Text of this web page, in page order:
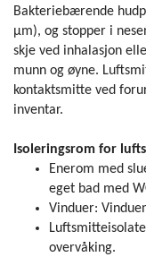
Bakteriebærende
μm), og stopper i
skje ved inhalasjon
munn og øyne.
kontaktsmitte ved
inventar.
Isoleringsrom for
Enerom med
eget bad med
Vinduer:
overvåking.